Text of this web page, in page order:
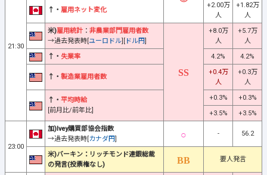
21:30
↑・ 雇用ネット変化
+2.00万
人
+1.82万
人
米)雇用統計 ： 非農業部門雇用者数
→過去発表時[ユーロドル][ ドル円]
+8.0万
人
+5.7万
人
↑・ 失業率 4.2% 4.2%
↑・ 製造業雇用者数
+0.4万
人
+0.3万
人
↑・ 平均時給
[前月比/前年比]
+0.3%
+0.3%
+3.5%
+3.5%
23:00
加)Ivey購買部協会指数
→過去発表時[カナダ円]
- 56.2
米)バーキン：リッチモンド連銀総裁
の発言(投票権なし)
要人発言